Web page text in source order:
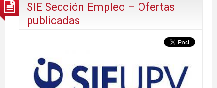
SIE Sección Empleo – Ofertas
publicadas